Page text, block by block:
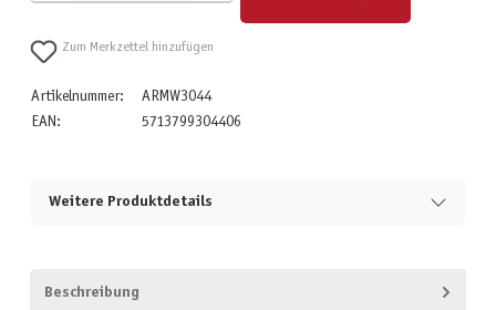
Zum Merkzettel hinzufügen
Artikelnummer:
ARMW3044
EAN:
5713799304406
Weitere Produktdetails
Beschreibung